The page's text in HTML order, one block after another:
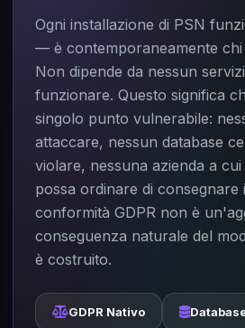
Ogni installazione di PSN
— è contemporaneamente chi
Non dipende da nessun
funzionare. Questo significa
singolo punto vulnerabile:
attaccare, nessun database
violare, nessuna azienda a
possa ordinare di consegnare
conformità GDPR non è
conseguenza naturale del
è costruito.
GDPR Nativo